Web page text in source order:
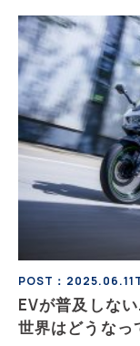
POST：2025.06.11
EVが普及しな
世界はどうなっ